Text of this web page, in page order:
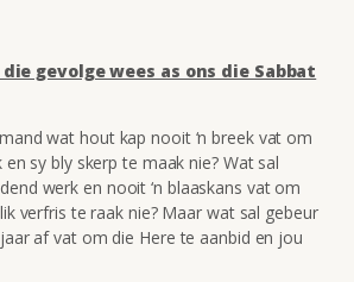
gevolge wees as ons die Sabbat
wat hout kap nooit ‘n breek vat om
sy bly skerp te maak nie? Wat sal
werk en nooit ‘n blaaskans vat om
verfris te raak nie? Maar wat sal gebeur
af vat om die Here te aanbid en jou